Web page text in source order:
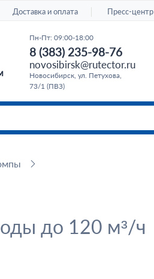
Доставка и оплата Пресс-центр
Пн-Пт: 09:00-18:00
8 (383) 235-98-76
novosibirsk@rutector.ru
Новосибирск, ул. Петухова,
73/1 (ПВЗ)
до 120 м³/ч